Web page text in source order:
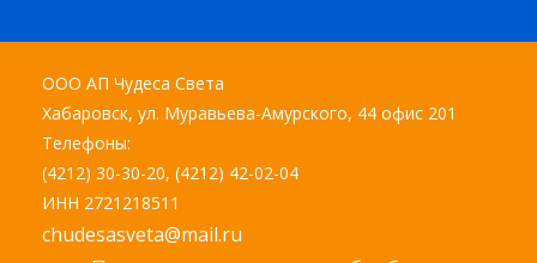
ООО АП Чудеса Света
Хабаровск, ул. Муравьева-Амурского, 44 офис 201
Телефоны:
(4212) 30-30-20, (4212) 42-02-04
ИНН 2721218511
chudesasveta@mail.ru